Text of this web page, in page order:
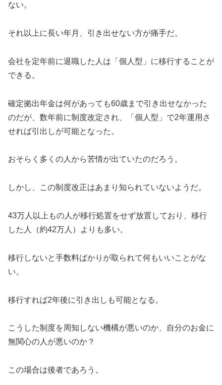
ない。
それ以上に長い年月、引き出せない方が痛手だ。
会社を定年前に退職した人は「個人型」に移行することが
できる。
確定拠出年金は何があっても60歳まで引き出せなかった
のだが、数年前に制度改定され、「個人型」で2年運用さ
せれば引出しが可能となった。
おそらく多くの人から苦情が出ていたのだろう。
しかし、この制度改正はあまり知られていないようだ。
43万人以上もの人が移行処置をせず放置しており、移行
した人（約42万人）よりも多い。
移行しないと手数料ばかりが取られて何もいいことがな
い。
移行すれば2年後に引き出しも可能となる。
こうした制度を周知しない機構が悪いのか、自分のお金に
無関心の人が悪いのか？
この場合は後者であろう。